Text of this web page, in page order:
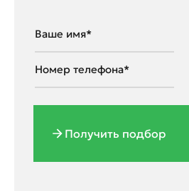
Получить подбор